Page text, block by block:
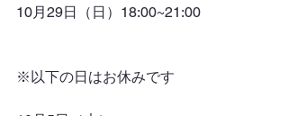
10月29日（日）18:00~21:00
※以下の日はお休みです